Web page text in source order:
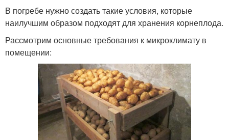
В погребе нужно создать такие условия, которые
наилучшим образом подходят для хранения корнеплода.
Рассмотрим основные требования к микроклимату в
помещении: